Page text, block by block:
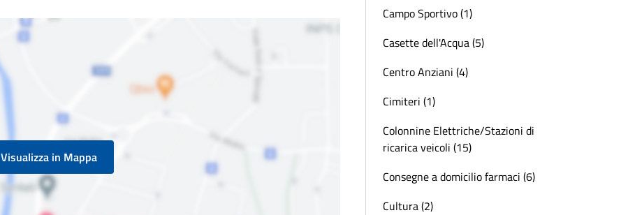
Visualizza in Mappa
Campo Sportivo (1)
Casette dell'Acqua (5)
Centro Anziani (4)
Cimiteri (1)
Colonnine Elettriche/Stazioni di
ricarica veicoli (15)
Consegne a domicilio farmaci (6)
Cultura (2)